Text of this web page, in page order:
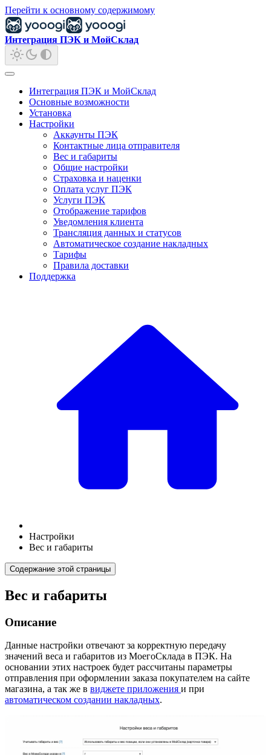
Перейти к основному содержимому
Интеграция ПЭК и МойСклад
Интеграция ПЭК и МойСклад
Основные возможности
Установка
Настройки
Аккаунты ПЭК
Контактные лица отправителя
Вес и габариты
Общие настройки
Страховка и наценки
Оплата услуг ПЭК
Услуги ПЭК
Отображение тарифов
Уведомления клиента
Трансляция данных и статусов
Автоматическое создание накладных
Тарифы
Правила доставки
Поддержка
Настройки
Вес и габариты
Содержание этой страницы
Вес и габариты
Описание
Данные настройки отвечают за корректную передачу
значений веса и габаритов из МоегоСклада в ПЭК. На
основании этих настроек будет рассчитаны параметры
отправления при оформлении заказа покупателем на сайте
магазина, а так же в виджете приложения и при
автоматическом создании накладных.